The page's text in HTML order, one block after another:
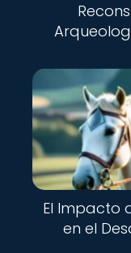
El Impacto
en el